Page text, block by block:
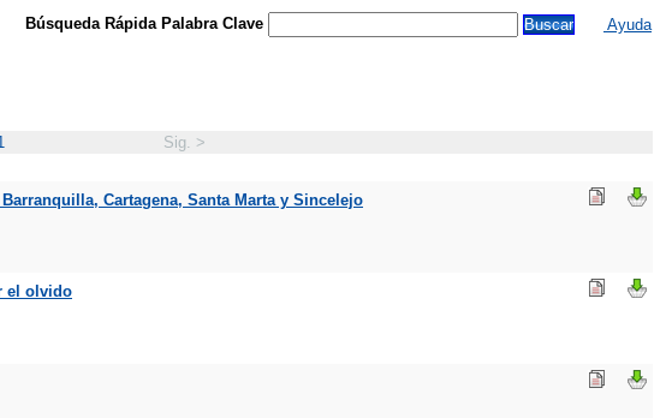
Búsqueda Rápida Palabra Clave Ayuda
Sig. >
Cartagena, Santa Marta y Sincelejo
el olvido